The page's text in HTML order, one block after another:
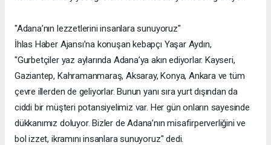
"Adana’nın lezzetlerini insanlara sunuyoruz"
İhlas Haber Ajansı’na konuşan kebapçı Yaşar Aydın,
"Gurbetçiler yaz aylarında Adana’ya akın ediyorlar. Kayseri,
Gaziantep, Kahramanmaraş, Aksaray, Konya, Ankara ve tüm
çevre illerden de geliyorlar. Bunun yanı sıra yurt dışından da
ciddi bir müşteri potansiyelimiz var. Her gün onların sayesinde
dükkanımız doluyor. Bizler de Adana’nın misafirperverliğini ve
bol izzet, ikramını insanlara sunuyoruz" dedi.